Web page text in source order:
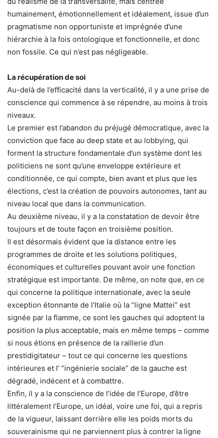
humainement, émotionnellement et idéalement, issue d’un
pragmatisme non opportuniste et imprégnée d’une
hiérarchie à la fois ontologique et fonctionnelle, et donc
non fossile. Ce qui n’est pas négligeable.
La récupération de soi
Au-delà de l’efficacité dans la verticalité, il y a une prise de
conscience qui commence à se répendre, au moins à trois
niveaux.
Le premier est l’abandon du préjugé démocratique, avec la
conviction que face au deep state et au lobbying, qui
forment la structure fondamentale d’un système dont les
politiciens ne sont qu’une enveloppe extérieure et
conditionnée, ce qui compte, bien avant et plus que les
élections, c’est la création de pouvoirs autonomes, tant au
niveau local que dans la communication.
Au deuxième niveau, il y a la constatation de devoir être
toujours et de toute façon en troisième position.
Il est désormais évident que la distance entre les
programmes de droite et les solutions politiques,
économiques et culturelles pouvant avoir une fonction
stratégique est importante. De même, on note que, en ce
qui concerne la politique internationale, avec la seule
exception étonnante de l’Italie où la “ligne Mattei” est
signée par la flamme, ce sont les gauches qui adoptent la
position la plus acceptable, mais en même temps – comme
si nous étions en présence de la raillerie d’un
prestidigitateur – tout ce qui concerne les questions
intérieures et l’ “ingénierie sociale” de la gauche est
dégradé, indécent et à combattre.
Enfin, il y a la conscience de l’idée de l’Europe, d’être
littéralement l’Europe, un idéal, voire une foi, qui a repris
de la vigueur, laissant derrière elle les poids morts du
souverainisme qui ne parviennent plus à contrer la ligne